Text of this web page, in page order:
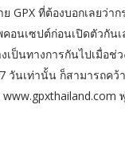
GPX ที่ต้องบอกเลยว่า
อนเซปต์ก่อนเปิดตัวกัน
เป็นทางการกันไปเมื่อช่
วันเท่านั้น ก็สามารถคว้